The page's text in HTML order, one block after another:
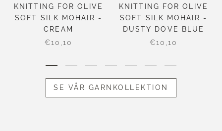
KNITTING FOR OLIVE
SOFT SILK MOHAIR -
CREAM
€10,10
KNITTING FOR OLIVE
SOFT SILK MOHAIR -
DUSTY DOVE BLUE
€10,10
SE VÅR GARNKOLLEKTION